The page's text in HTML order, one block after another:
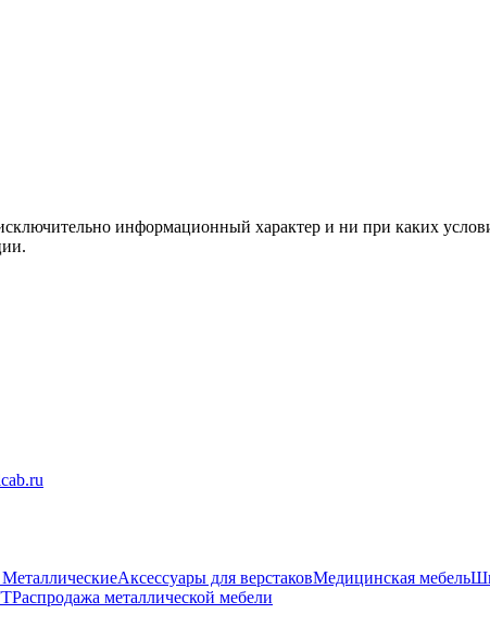
информационный характер и ни при каких
Аксессуары для верстаковМедицинская мебель
Распродажа металлической мебели